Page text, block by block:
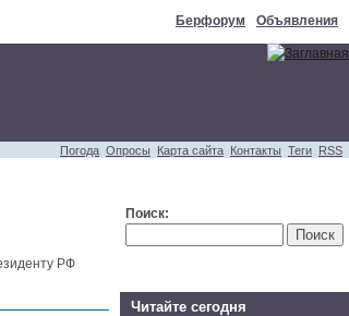
Берфорум Объявления
Погода Опросы Карта сайта Контакты Теги RSS
РФ
Поиск:
Читайте сегодня